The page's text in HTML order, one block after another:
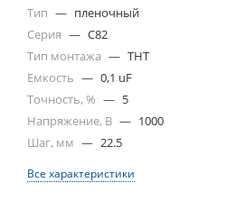
Тип — пленочный
Серия — C82
Тип монтажа — THT
Емкость — 0,1 uF
Точность, % — 5
Напряжение, В — 1000
Шаг, мм — 22.5
Все характеристики